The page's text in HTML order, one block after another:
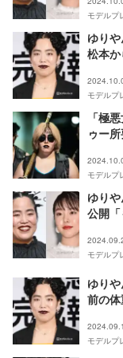
モデルプ
ゆり
松本
モデルプ
「極
ゥー
モデルプ
ゆり
公開
モデルプ
ゆり
前の
モデルプ